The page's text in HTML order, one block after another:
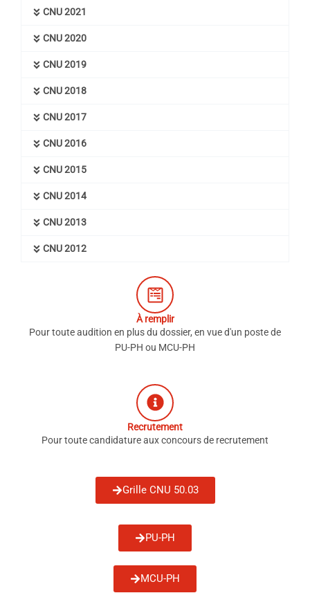
CNU 2021
CNU 2020
CNU 2019
CNU 2018
CNU 2017
CNU 2016
CNU 2015
CNU 2014
CNU 2013
CNU 2012
À remplir
Pour toute audition en plus du dossier, en vue d'un poste de
PU-PH ou MCU-PH
Recrutement
Pour toute candidature aux concours de recrutement
Grille CNU 50.03
PU-PH
MCU-PH